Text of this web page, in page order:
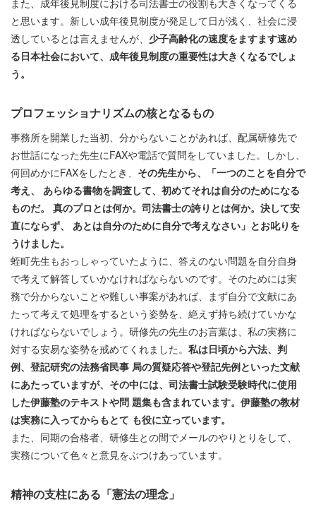
と思います。新しい成年後見制度が発足して日が浅く、社会に浸
透しているとは言えませんが、 少子高齢化の速度をますます速め
る日本社会において、成年後見制度の重要性は大きくなるでしょ
う。
プロフェッショナリズムの核となるもの
事務所を開業した当初、分からないことがあれば、配属研修先で
お世話になった先生にFAXや電話で質問をしていました。しかし、
何回めかにFAXをしたとき、 その先生から、「一つのことを自分で
考え、 あらゆる書物を調査して、初めてそれは自分のためになる
ものだ。 真のプロとは何か。司法書士の誇りとは何か。決して安
直にならず、 あとは自分のために自分で考えなさい」とお叱りを
うけました。
蛭町先生もおっしゃっていたように、答えのない問題を自分自身
で考えて解答していかなければならないのです。そのためには実
務で分からないことや難しい事案があれば、まず自分で文献にあ
たって考えて処理をするという姿勢を、絶えず持ち続けていかな
ければならないでしょう。研修先の先生のお言葉は、私の実務に
対する安易な姿勢を戒めてくれました。 私は日頃から六法、判
例、登記研究の法務省民事 局の質疑応答や登記先例といった文献
にあたっていますが、その中には、司法書士試験受験時代に使用
した伊藤塾のテキストや問 題集も含まれています。伊藤塾の教材
は実務に入ってからもとて も役に立っています。
また、同期の合格者、研修生との間でメールのやりとりをして、
実務について色々と意見をぶつけあっています。
精神の支柱にある「憲法の理念」